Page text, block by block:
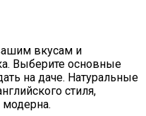
вкусам и
Выберите основные
на даче. Натуральные
стиля,